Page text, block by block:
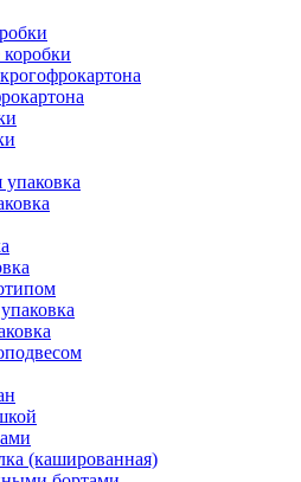
(кашированная)